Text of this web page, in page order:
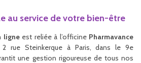
au service de votre bien-être
ligneest reliée à l’officine Pharmavance
rue Steinkerque à Paris, dans le 9e
une gestion rigoureuse de tous nos